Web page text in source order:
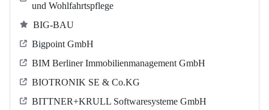
und Wohlfahrtspflege
BIG-BAU
Bigpoint GmbH
BIM Berliner Immobilienmanagement GmbH
BIOTRONIK SE & Co.KG
BITTNER+KRULL Softwaresysteme GmbH